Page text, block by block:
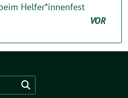
Helfer*innenfest
VOR